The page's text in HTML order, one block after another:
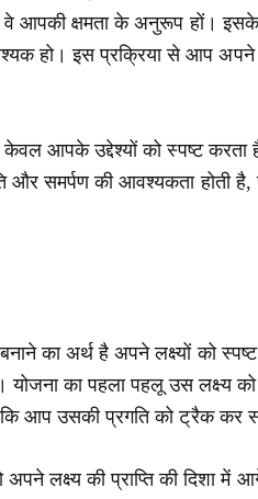
क्षमता के अनुरूप हों। इसके
हो। इस प्रक्रिया से आप
आपके उद्देश्यों को स्पष्ट
और समर्पण की आवश्यकता होती
का अर्थ है अपने लक्ष्यों को
का पहला पहलू उस लक्ष्य
आप उसकी प्रगति को ट्रैक कर
लक्ष्य की प्राप्ति की दिशा